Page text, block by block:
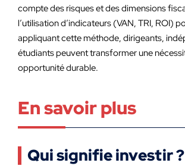
compte des risques et des dimensions
l’utilisation d’indicateurs (VAN, TRI, ROI)
appliquant cette méthode, dirigeants,
étudiants peuvent transformer une
opportunité durable.
En savoir plus
Qui signifie investir ?